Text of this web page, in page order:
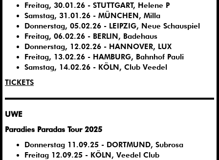
Freitag, 30.01.26 - STUTTGART, Helene P
Samstag, 31.01.26 - MÜNCHEN, Milla
Donnerstag, 05.02.26 - LEIPZIG, Neue Schauspiel
Freitag, 06.02.26 - BERLIN, Badehaus
Donnerstag, 12.02.26 - HANNOVER, LUX
Freitag, 13.02.26 - HAMBURG, Bahnhof Pauli
Samstag, 14.02.26 - KÖLN, Club Veedel
TICKETS
UWE
Paradies Paradas Tour 2025
Donnerstag 11.09.25 - DORTMUND, Subrosa
Freitag 12.09.25 - KÖLN, Veedel Club